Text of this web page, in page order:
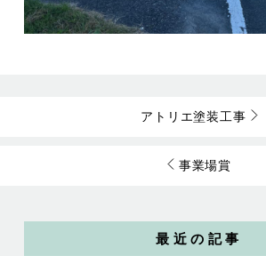
アトリエ塗装工事
事業場賞
最近の記事